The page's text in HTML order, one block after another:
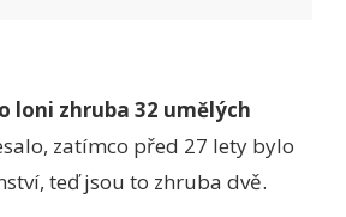
loni zhruba 32 umělých
zatímco před 27 lety bylo
teď jsou to zhruba dvě.